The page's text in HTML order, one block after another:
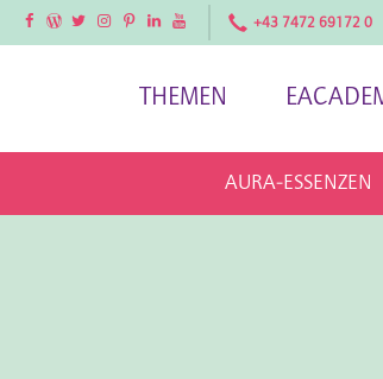
FacebookFacebookTwitterInstagramPinterestLinkedInYouTube +43 7472 69172 0
THEMEN
AURA-ESSENZEN